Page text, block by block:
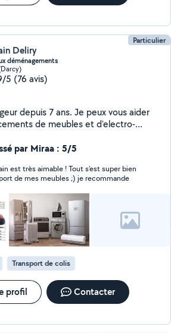
Particulier
Deliry
déménagements
5 (76 avis)
7 ans. Je peux vous aider
de meubles et d'electro-
par Miraa : 5/5
est très aimable ! Tout s’est super bien
de mes meubles ;) je recommande
Transport de colis
profil Contacter